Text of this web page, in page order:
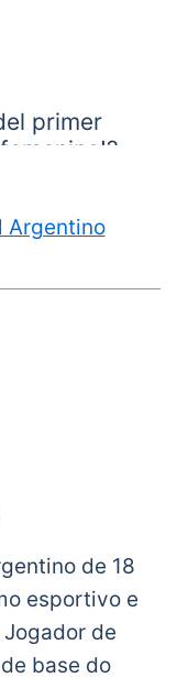
primer
January 20,
Argentino
de 18
esportivo e
de
base do